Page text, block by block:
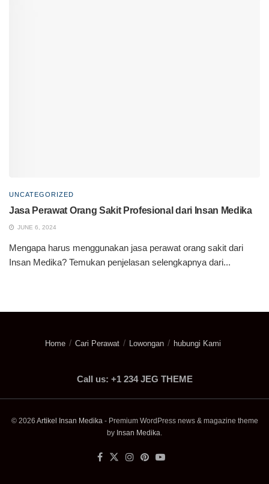
UNCATEGORIZED
Jasa Perawat Orang Sakit Profesional dari Insan Medika
JUNE 6, 2024
Mengapa harus menggunakan jasa perawat orang sakit dari
Insan Medika? Temukan penjelasan selengkapnya dari...
Home Cari Perawat Lowongan hubungi Kami
Call us: +1 234 JEG THEME
© 2026 Artikel Insan Medika - Premium WordPress news & magazine theme
by Insan Medika